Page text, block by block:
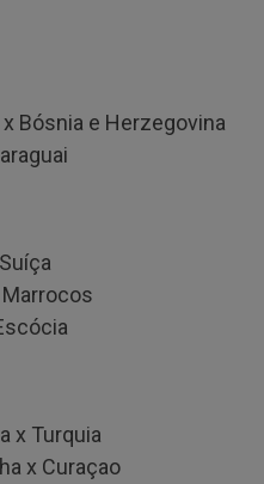
Bósnia e Herzegovina
x Turquia
x Curaçao